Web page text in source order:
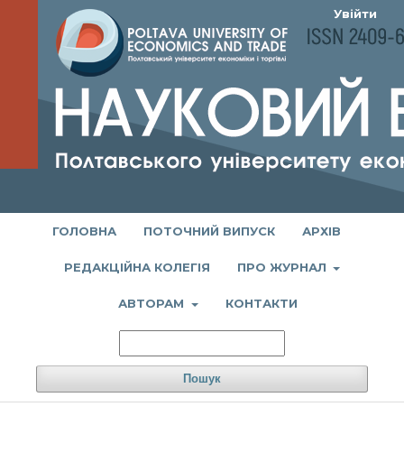
ГОЛОВНА ПОТОЧНИЙ ВИПУСК АРХІВ
РЕДАКЦІЙНА КОЛЕГІЯ ПРО ЖУРНАЛ
АВТОРАМ КОНТАКТИ
Пошук
Увійти